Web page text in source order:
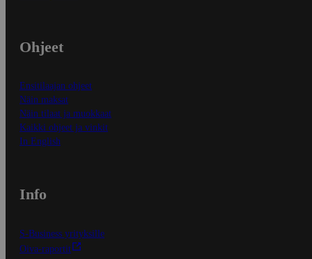
Ohjeet
Ensitilaajan ohjeet
Näin maksat
Näin tilaat ja muokkaat
Kaikki ohjeet ja vinkit
In English
Info
S-Business yrityksille
Oiva-raportit